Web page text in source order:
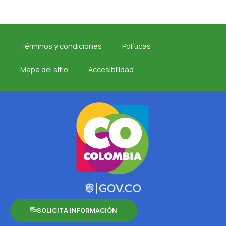
Términos y condiciones Políticas
Mapa del sitio Accesibilidad
SOLICITA INFORMACIÓN